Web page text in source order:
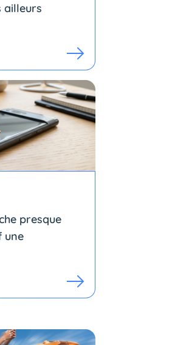
ailleurs
presque
une